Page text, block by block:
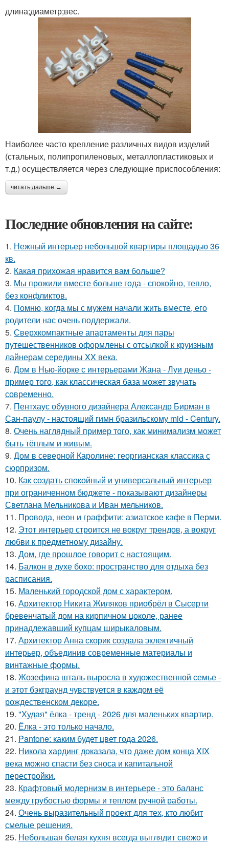
длина;диаметр;вес.
Наиболее часто крепление различных видов изделий
(стальных, полипропиленовых, металлопластиковых и
т.д.) осуществляется через следующие приспособления:
читать дальше →
Последние обновления на сайте:
1. Нежный интерьер небольшой квартиры площадью 36
кв.
2. Какая прихожая нравится вам больше?
3. Мы прожили вместе больше года - спокойно, тепло,
без конфликтов.
4. Помню, когда мы с мужем начали жить вместе, его
родители нас очень поддержали.
5. Сверхкомпактные апартаменты для пары
путешественников оформлены с отсылкой к круизным
лайнерам середины XX века.
6. Дом в Нью-йорке с интерьерами Жана - Луи деньо -
пример того, как классическая база может звучать
современно.
7. Пентхаус обувного дизайнера Александр Бирман в
Сан-паулу - настоящий гимн бразильскому mid - Century.
8. Очень наглядный пример того, как минимализм может
быть тёплым и живым.
9. Дом в северной Каролине: георгианская классика с
сюрпризом.
10. Как создать спокойный и универсальный интерьер
при ограниченном бюджете - показывают дизайнеры
Светлана Мельникова и Иван мельников.
11. Провода, неон и граффити: азиатское кафе в Перми.
12. Этот интерьер строится не вокруг трендов, а вокруг
любви к предметному дизайну.
13. Дом, где прошлое говорит с настоящим.
14. Балкон в духе бохо: пространство для отдыха без
расписания.
15. Маленький городской дом с характером.
16. Архитектор Никита Жиляков приобрёл в Сысерти
бревенчатый дом на кирпичном цоколе, ранее
принадлежавший купцам ширыкаловым.
17. Архитектор Анна скорик создала эклектичный
интерьер, объединив современные материалы и
винтажные формы.
18. Жозефина шталь выросла в художественной семье -
и этот бэкграунд чувствуется в каждом её
рождественском декоре.
19. "Худая" ёлка - тренд - 2026 для маленьких квартир.
20. Ёлка - это только начало.
21. Pantone: каким будет цвет года 2026.
22. Никола хардинг доказала, что даже дом конца XIX
века можно спасти без сноса и капитальной
перестройки.
23. Крафтовый модернизм в интерьере - это баланс
между грубостью формы и теплом ручной работы.
24. Очень выразительный проект для тех, кто любит
смелые решения.
25. Небольшая белая кухня всегда выглядит свежо и